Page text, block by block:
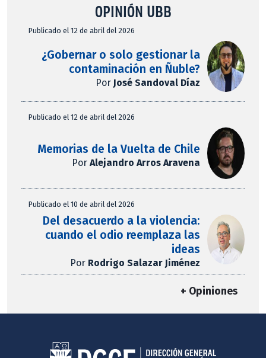
OPINIÓN UBB
Publicado el 12 de abril del 2026
¿Gobernar o solo gestionar la
contaminación en Ñuble?
Por José Sandoval Díaz
Publicado el 12 de abril del 2026
Memorias de la Vuelta de Chile
PorAlejandro Arros Aravena
Publicado el 10 de abril del 2026
Del desacuerdo a la violencia:
cuando el odio reemplaza las
ideas
Por Rodrigo Salazar Jiménez
+ Opiniones